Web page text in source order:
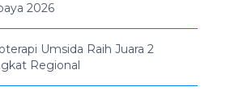
2026
Umsida Raih Juara 2
Regional